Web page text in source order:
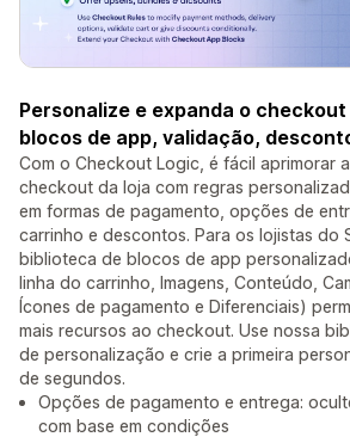
Personalize e expanda o
blocos de app, validação,
Com o Checkout Logic, é fácil aprimorar
checkout da loja com regras
em formas de pagamento, opções de
carrinho e descontos. Para os lojistas do
biblioteca de blocos de app
linha do carrinho, Imagens, Conteúdo,
Ícones de pagamento e Diferenciais)
mais recursos ao checkout. Use nossa
de personalização e crie a primeira
de segundos.
Opções de pagamento e entrega:
com base em condições